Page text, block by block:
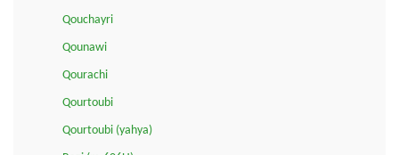
Qouchayri
Qounawi
Qourachi
Qourtoubi
Qourtoubi (yahya)